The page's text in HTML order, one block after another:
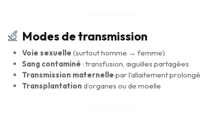
Modes de transmission
Voie sexuelle (surtout homme → femme)
Sang contaminé : transfusion, aiguilles partagées
Transmission maternelle par l’allaitement prolongé
Transplantation d’organes ou de moelle